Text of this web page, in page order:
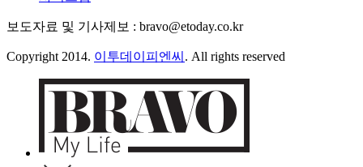
보도자료 및 기사제보 : bravo@etoday.co.kr
Copyright 2014. 이투데이피엔씨 . All rights reserved